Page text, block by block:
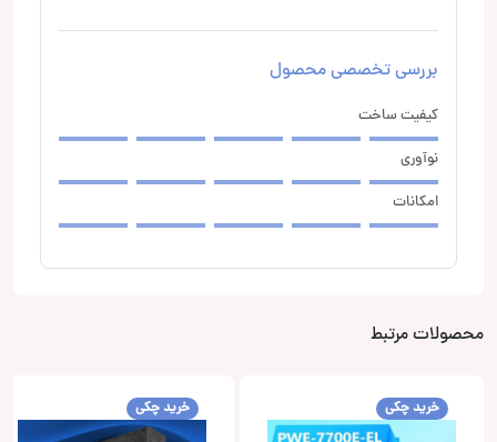
بررسی تخصصی محصول
کیفیت ساخت
نوآوری
امکانات
محصولات مرتبط
خرید چکی خرید چکی